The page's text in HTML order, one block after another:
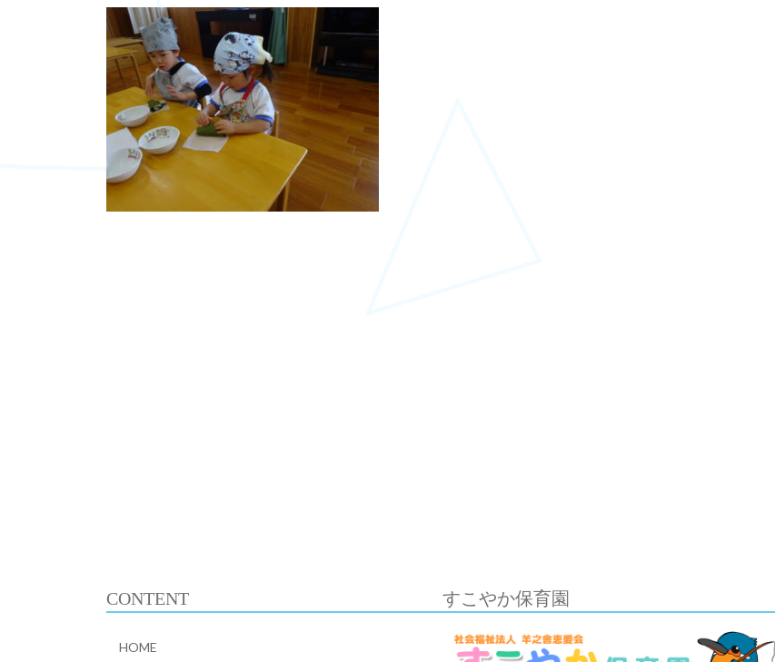
新
日
時
:
CONTENT
HOME
すこやか保育園